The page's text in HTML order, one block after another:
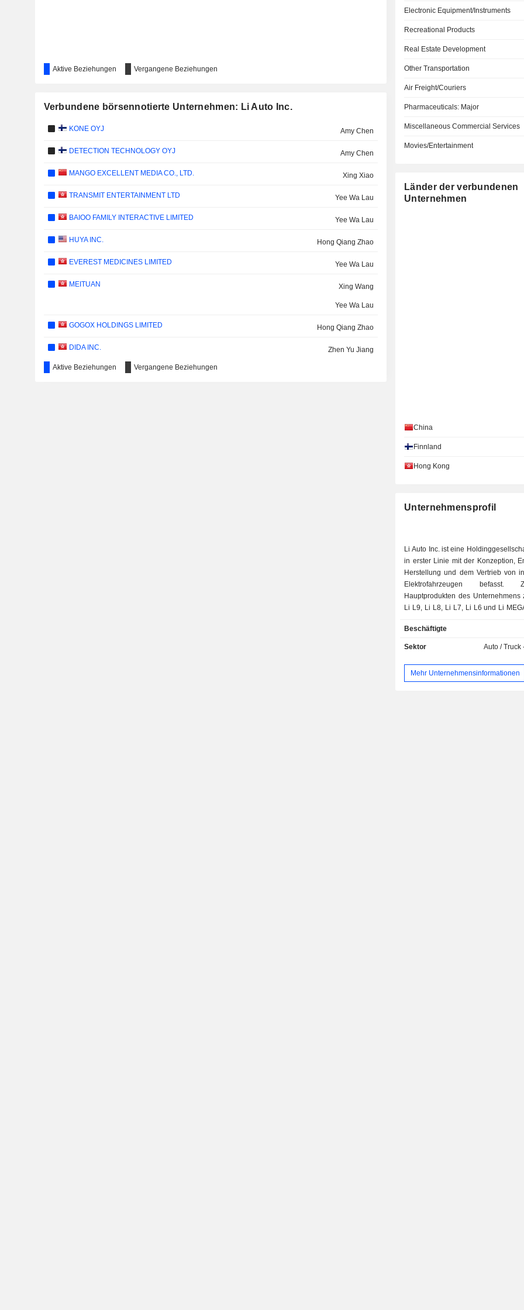
Aktive Beziehungen Vergangene Beziehungen
Verbundene börsennotierte Unternehmen: Li Auto Inc.
KONE OYJ Amy Chen
DETECTION TECHNOLOGY OYJ Amy Chen
MANGO EXCELLENT MEDIA CO., LTD. Xing Xiao
TRANSMIT ENTERTAINMENT LTD Yee Wa Lau
BAIOO FAMILY INTERACTIVE LIMITED Yee Wa Lau
HUYA INC. Hong Qiang Zhao
EVEREST MEDICINES LIMITED Yee Wa Lau
MEITUAN Xing Wang
Yee Wa Lau
GOGOX HOLDINGS LIMITED Hong Qiang Zhao
DIDA INC. Zhen Yu Jiang
KE HOLDINGS INC.
Aktive Beziehungen Vergangene Beziehungen
Electronic Equipment/Instruments
Recreational Products
Real Estate Development
Other Transportation
Air Freight/Couriers
Pharmaceuticals: Major
Miscellaneous Commercial Services
Movies/Entertainment
Länder der verbundenen
Unternehmen
China
Finnland
Hong Kong
Unternehmensprofil
Li Auto Inc. ist eine
in erster Linie mit der Konzeption,
Herstellung und dem Vertrieb von
Elektrofahrzeugen
Hauptprodukten des Unternehmens
Li L9, Li L8, Li L7, Li L6 und Li
Mehrzweckfahrzeuge
Unternehmen ist zudem in den
mit intelligenten
Konzeption, Entwicklung und
Beschäftigte
Sektor Auto / Truck
Mehr Unternehmensinformationen